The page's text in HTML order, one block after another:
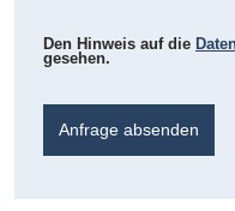
Den Hinweis auf die
gesehen.
Anfrage absenden